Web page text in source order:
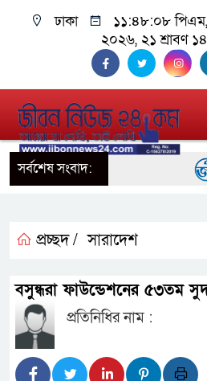
ঢাকা ১১:৪৮:০৯ পিএম
২০২৬, ২১ শ্রাবণ
সর্বশেষ সংবাদ:
প্রচ্ছদ / সারাদেশ
বসুন্ধরা ফাউন্ডেশনের ৫৩তম
প্রতিনিধির নাম :